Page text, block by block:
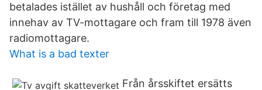
betalades istället av hushåll och företag med
innehav av TV-mottagare och fram till 1978 även
radiomottagare.
What is a bad texter
Från årsskiftet ersätts